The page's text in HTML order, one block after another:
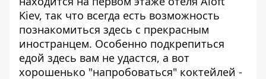
Kiev, так что всегда есть возможность
познакомиться здесь с прекрасным
иностранцем. Особенно подкрепиться
едой здесь вам не удастся, а вот
хорошенько "напробоваться" коктейлей -